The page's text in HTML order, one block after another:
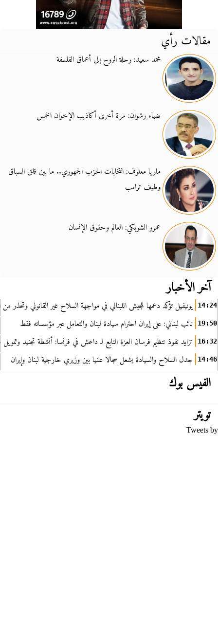
مقالات رأي
محمد سعيد: رحلة الروح إلى أعماق الفلسفة
ضياء رشوان: مرة أخرى أكاذيب الإخوان الخمس
ماريا معلوف: انتخابات الحزب الجمهوري.. ما بين قلق السباق
وطيف ترامب
عمرو الشوبكي: العالم وحقوق الإنسان
آخر الأخبار
14:24 يونيفيل تؤكد دعمها للجيش اللبناني في مواجهة السلاح غير القانوني وتحذر من
19:50 نائب لبناني: على إيران احترام سيادة لبنان والتعامل عبر مؤسساته فقط
16:32 تزايد نفوذ تنظيم فرسان العزة التابع لـ داعش في فرنسا: أنشطة تجنيد
14:46 جدل السلاح والسيادة يشعل سجالا علنيا بين وزيري خارجية لبنان وإيران
الفيس بوك
تويتر
Tweets by